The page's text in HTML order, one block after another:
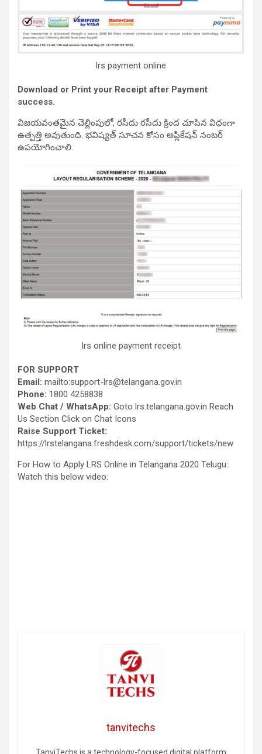
lrs payment online
Download or Print your Receipt after Payment
success.
విజయవంతమైన చెల్లింపులో, రసీదు రసీదు క్రింద చూపిన విధంగా
ఉత్పత్తి అవుతుంది. భవిష్యత్ సూచన కోసం అప్లికేషన్ నంబర్
ఉపయోగించాలి.
lrs online payment receipt
FOR SUPPORT
Email: mailto:support-lrs@telangana.gov.in
Phone: 1800 4258838
Web Chat / WhatsApp: Goto lrs.telangana.gov.in Reach
Us Section Click on Chat Icons
Raise Support Ticket:
https://lrstelangana.freshdesk.com/support/tickets/new
For How to Apply LRS Online in Telangana 2020 Telugu:
Watch this below video:
tanvitechs
TanviTechs is a technology-focused digital platform